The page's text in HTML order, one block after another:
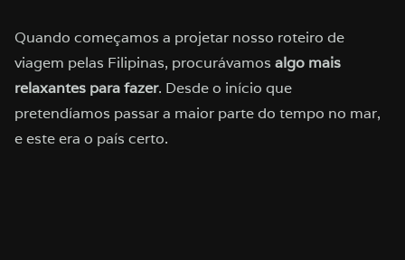
Quando começamos a projetar nosso roteiro de
viagem pelas Filipinas, procurávamos algo mais
relaxantes para fazer. Desde o início que
pretendíamos passar a maior parte do tempo no mar,
e este era o país certo.